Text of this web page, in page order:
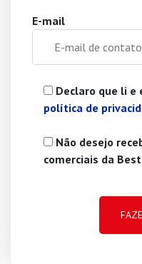
E-mail
Declaro que li e
política de
Não desejo
comerciais da